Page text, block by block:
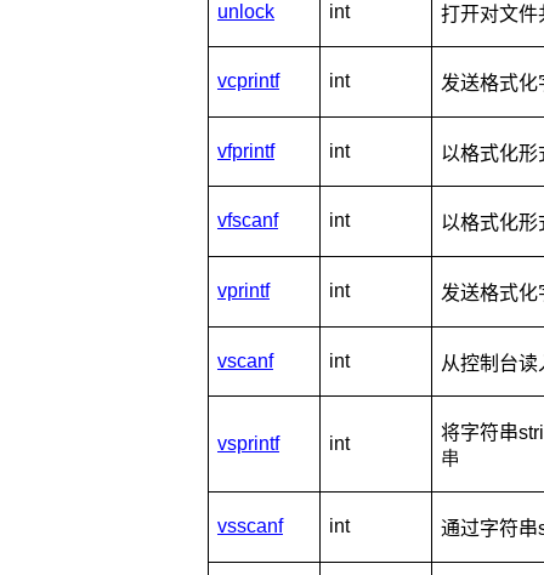
unlock int 打开对文件
vcprintf int 发送格式
vfprintf int 以格式化
vfscanf int 以格式化形
vprintf int 发送格式
vscanf int 从控制台
vsprintf int
将字符串
串
vsscanf int 通过字符串